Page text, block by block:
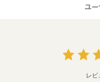
ユ
レビ